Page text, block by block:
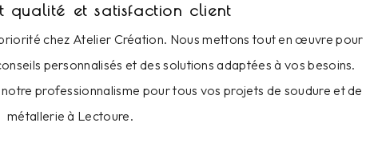
qualité et satisfaction client
chez Atelier Création. Nous mettons tout en œuvre pour
personnalisés et des solutions adaptées à vos besoins.
professionnalisme pour tous vos projets de soudure et de
métallerie à Lectoure.